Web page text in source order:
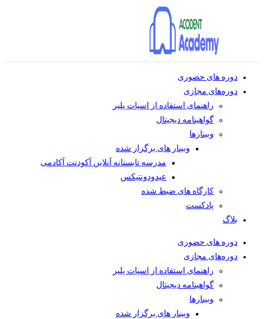
دوره های حضوری
دوره‌های مجازی
راهنمای استفاده از اسپات پلیر
گواهینامه دیجیتال
وبینار‌ها
وبینار های برگزار شده
مدرسه تابستانه آنلاین آکودنت آکادمی
عیدودونتیکس
کارگاه های ضبط شده
پادکست
بلاگ
دوره های حضوری
دوره‌های مجازی
راهنمای استفاده از اسپات پلیر
گواهینامه دیجیتال
وبینار‌ها
وبینار های برگزار شده